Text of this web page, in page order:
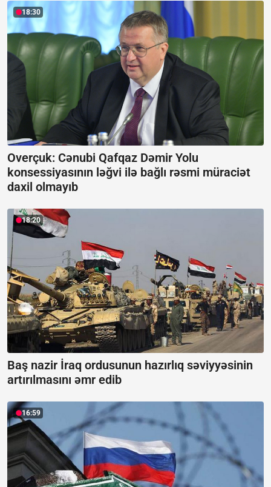
18:30
Overçuk: Cənubi Qafqaz Dəmir Yolu
konsessiyasının ləğvi ilə bağlı rəsmi müraciət
daxil olmayıb
18:20
Baş nazir İraq ordusunun hazırlıq səviyyəsinin
artırılmasını əmr edib
16:59